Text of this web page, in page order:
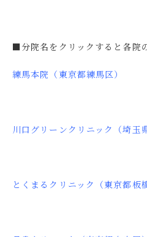
■分院名をクリックすると各院
練馬本院（東京都練馬区）
川⼝グリーンクリニック（埼玉
とくまるクリニック（東京都板